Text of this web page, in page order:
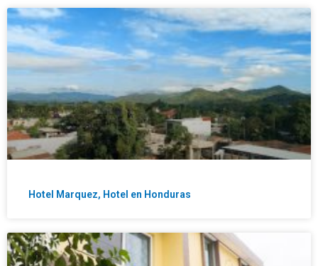
Hotel Marquez, Hotel en Honduras